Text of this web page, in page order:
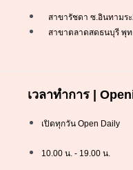
สาขารัชดา ซ.อินทามระ
สาขาตลาดสดธนบุรี พุ
เวลาทำการ |
เปิดทุกวัน Open Daily
10.00 น. - 19.00 น.